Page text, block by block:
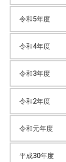
令和5年度
令和4年度
令和3年度
令和2年度
令和元年度
平成30年度